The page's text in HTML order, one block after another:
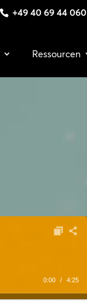
+49 40 69 44 060
Ressourcen
0:00 / 4:25